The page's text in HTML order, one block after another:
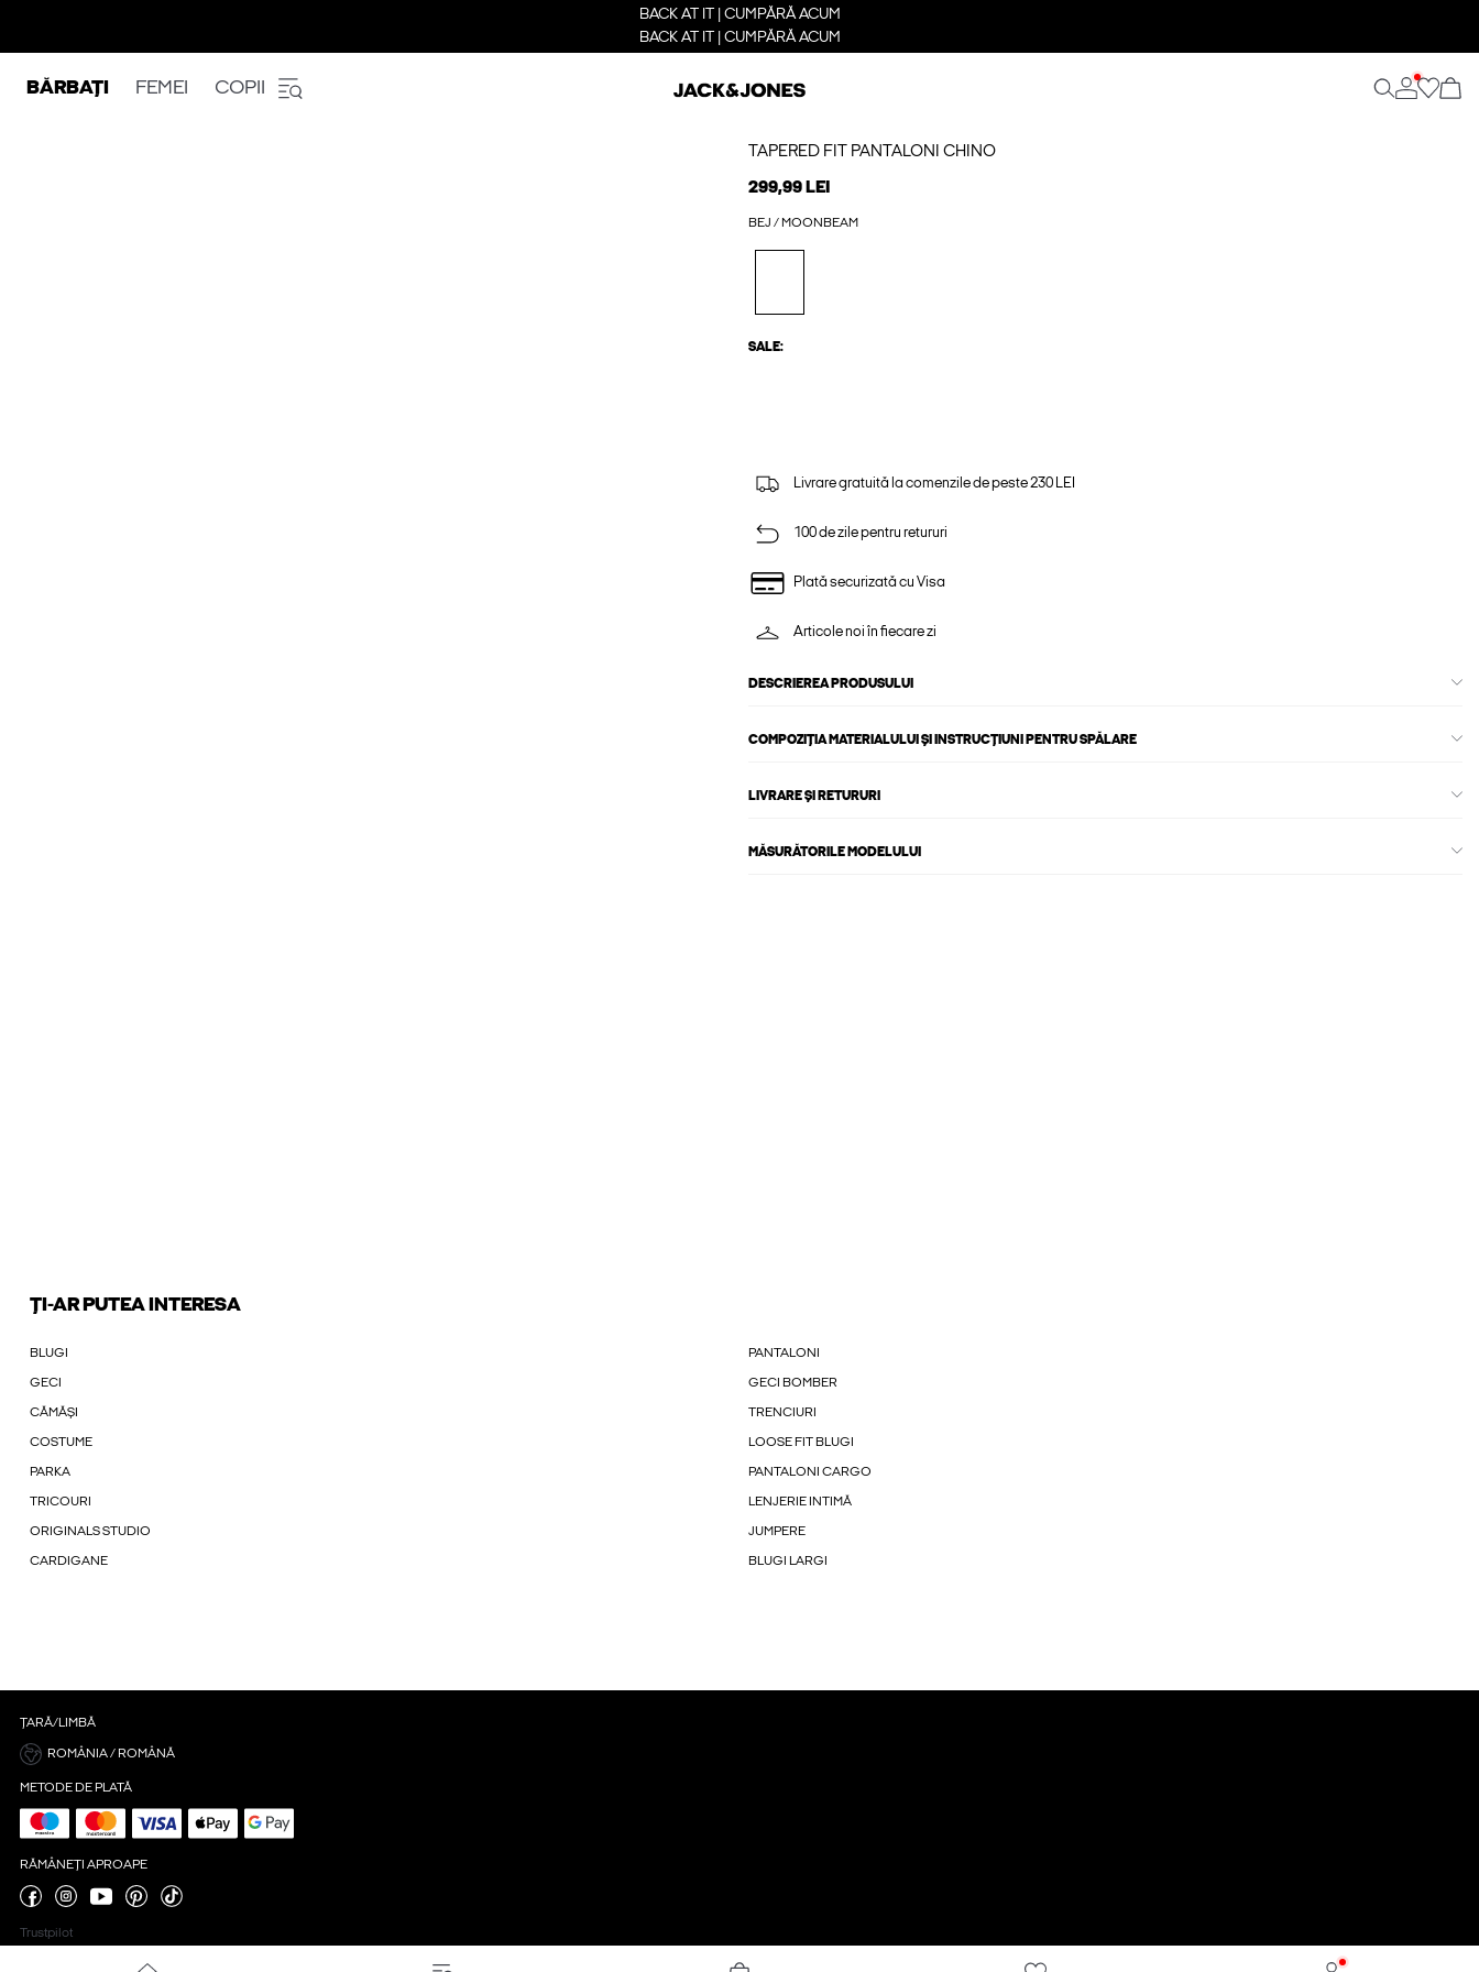
BACK AT IT | CUMPĂRĂ ACUM
BACK AT IT | CUMPĂRĂ ACUM
BĂRBAȚI FEMEI COPII
TAPERED FIT PANTALONI CHINO
299,99 LEI
BEJ / MOONBEAM
SALE:
Livrare gratuită la comenzile de peste 230 LEI
100 de zile pentru retururi
Plată securizată cu Visa
Articole noi în fiecare zi
DESCRIEREA PRODUSULUI
COMPOZIȚIA MATERIALULUI ȘI INSTRUCȚIUNI PENTRU SPĂLARE
LIVRARE ȘI RETURURI
MĂSURĂTORILE MODELULUI
ȚI-AR PUTEA INTERESA
BLUGI PANTALONI
GECI GECI BOMBER
CĂMĂȘI TRENCIURI
COSTUME LOOSE FIT BLUGI
PARKA PANTALONI CARGO
TRICOURI LENJERIE INTIMĂ
ORIGINALS STUDIO JUMPERE
CARDIGANE BLUGI LARGI
ȚARĂ/LIMBĂ
ROMÂNIA / ROMÂNĂ
METODE DE PLATĂ
RĂMÂNEȚI APROAPE
Trustpilot